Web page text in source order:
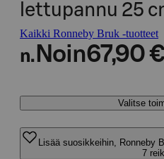
lettupannu 25
Kaikki Ronneby Bruk -tuotteet
n. Noin67,90 €
Valitse
Lisää suosikkeihin, Ronneby
7